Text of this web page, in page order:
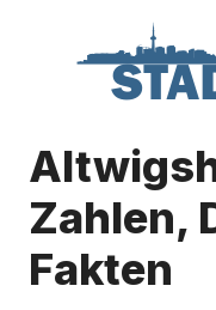
Zahlen,
Fakten